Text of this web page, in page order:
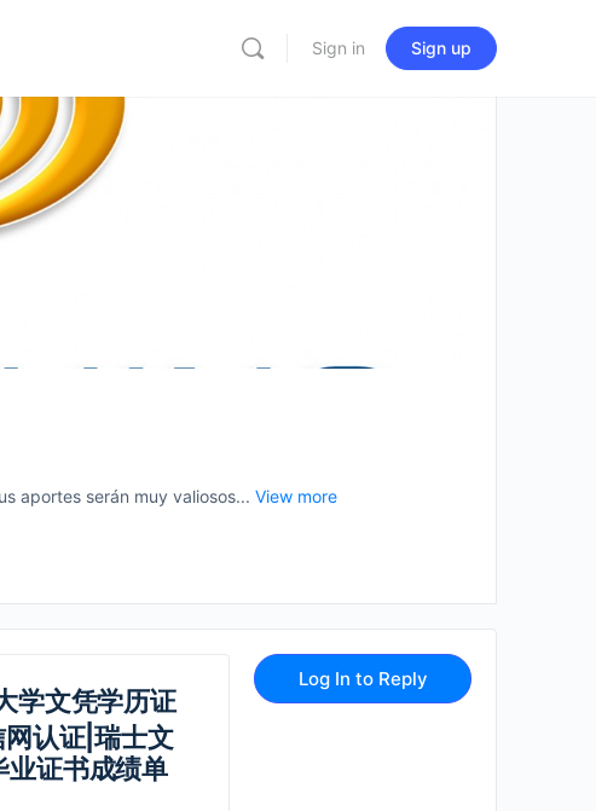
Sign in Sign up
aportes serán muy valiosos... View more
学文凭学历证
认证|瑞士文
业证书成绩单
Log In to Reply